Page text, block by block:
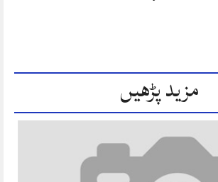
مزید پڑھیں